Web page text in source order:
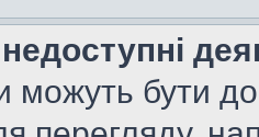
можуть бути